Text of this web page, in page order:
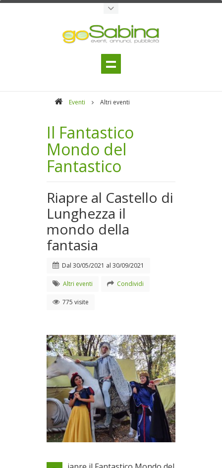
Eventi Altri eventi
Il Fantastico
Mondo del
Fantastico
Riapre al Castello di
Lunghezza il
mondo della
fantasia
Dal 30/05/2021 al 30/09/2021
Altri eventi Condividi
775 visite
Riapre al Castello di